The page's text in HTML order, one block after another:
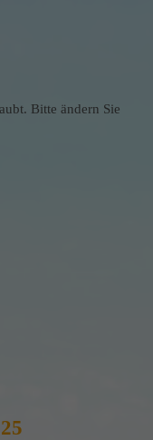
Bitte ändern Sie